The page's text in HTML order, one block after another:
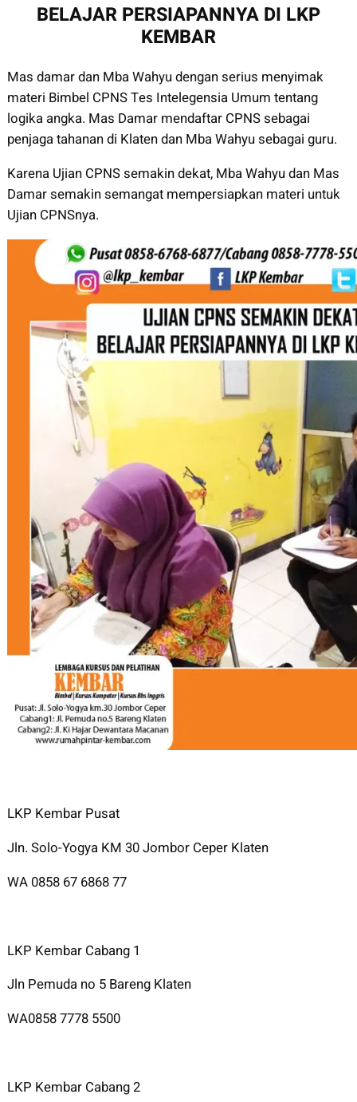
BELAJAR PERSIAPANNYA DI LKP
KEMBAR
Mas damar dan Mba Wahyu dengan serius menyimak
materi Bimbel CPNS Tes Intelegensia Umum tentang
logika angka. Mas Damar mendaftar CPNS sebagai
penjaga tahanan di Klaten dan Mba Wahyu sebagai guru.
Karena Ujian CPNS semakin dekat, Mba Wahyu dan Mas
Damar semakin semangat mempersiapkan materi untuk
Ujian CPNSnya.
LKP Kembar Pusat
Jln. Solo-Yogya KM 30 Jombor Ceper Klaten
WA 0858 67 6868 77
LKP Kembar Cabang 1
Jln Pemuda no 5 Bareng Klaten
WA0858 7778 5500
LKP Kembar Cabang 2